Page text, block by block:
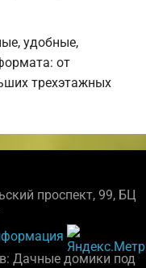
удобные,
от
трехэтажных
проспект, 99, БЦ
Дачные домики под